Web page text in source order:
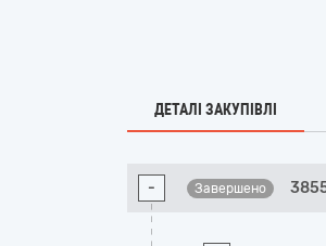
ДЕТАЛІ ЗАКУПІВЛІ
- Завершено